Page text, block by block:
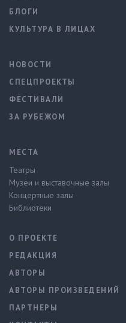
БЛОГИ
КУЛЬТУРА В ЛИЦАХ
НОВОСТИ
СПЕЦПРОЕКТЫ
ФЕСТИВАЛИ
ЗА РУБЕЖОМ
МЕСТА
Театры
Музеи и выставочные залы
Концертные залы
Библиотеки
О ПРОЕКТЕ
РЕДАКЦИЯ
АВТОРЫ
АВТОРЫ ПРОИЗВЕДЕНИЙ
ПАРТНЕРЫ